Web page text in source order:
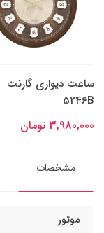
ساعت دیواری گارنت
5246B
3,980,000 تومان
مشخصات
موتور